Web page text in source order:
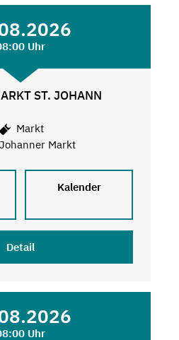
Uhr
ST. JOHANN
Markt
Markt
Kalender
Detail
Uhr